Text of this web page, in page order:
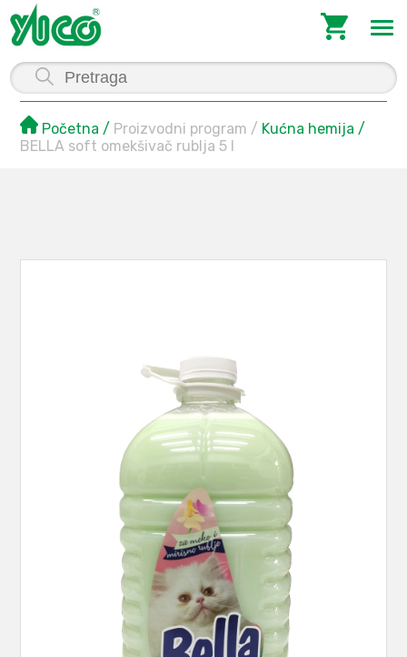
Početna Proizvodni program
Kućna hemija
BELLA soft omekšivač rublja 5 l